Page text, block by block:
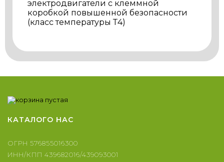
электродвигатели с клеммной
коробкой повышенной безопасности
(класс температуры Т4)
КАТАЛОГО НАС
ОГРН 576855016300
ИНН/КПП 439682016/439093001